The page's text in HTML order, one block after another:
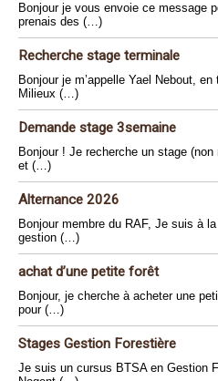
Bonjour je vous envoie ce message
prenais des (…)
Recherche stage terminale
Bonjour je m’appelle Yael Nebout,
Milieux (…)
Demande stage 3semaine
Bonjour ! Je recherche un stage
et (…)
Alternance 2026
Bonjour membre du RAF, Je suis à
gestion (…)
achat d’une petite forêt
Bonjour, je cherche à acheter une
pour (…)
Stages Gestion Forestière
Je suis un cursus BTSA en Gestion